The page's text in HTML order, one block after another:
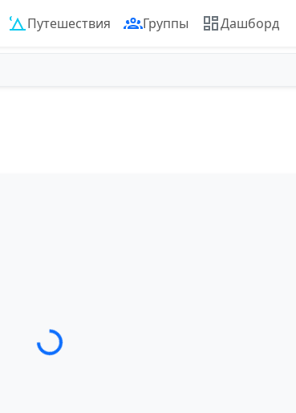
Путешествия Группы Дашборд
Загрузка трека...